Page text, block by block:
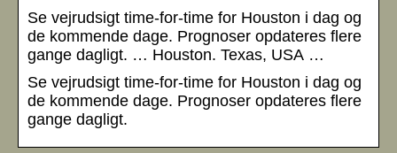
Se vejrudsigt time-for-time for Houston i dag og
de kommende dage. Prognoser opdateres flere
gange dagligt. … Houston. Texas, USA …
Se vejrudsigt time-for-time for Houston i dag og
de kommende dage. Prognoser opdateres flere
gange dagligt.